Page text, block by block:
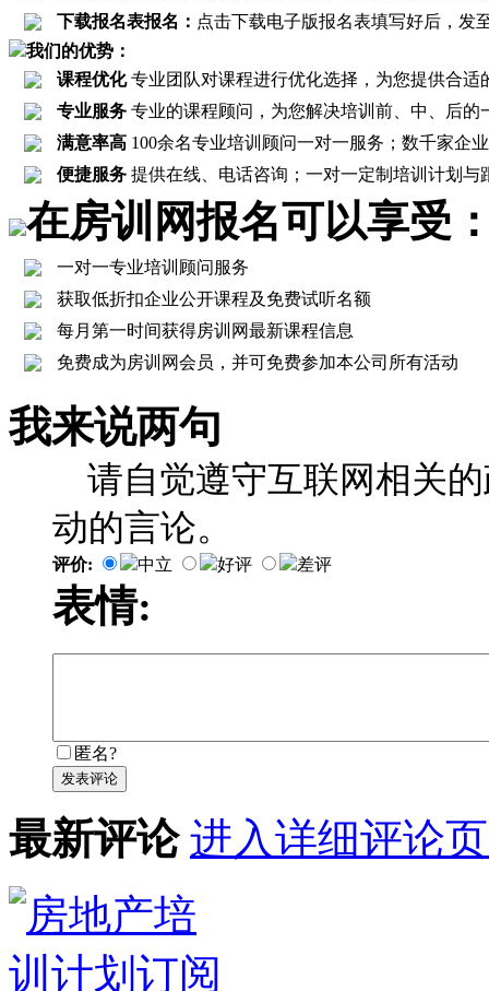
下载报名表报名： 点击下载电子版报名表填写好后，发
我们的优势：
课程优化专业团队对课程进行优化选择，为您提供合适
专业服务 专业的课程顾问，为您解决培训前、中、后的
满意率高 100余名专业培训顾问一对一服务；数千家企
便捷服务 提供在线、电话咨询；一对一定制培训计划
在房训网报名可以享受
一对一专业培训顾问服务
获取低折扣企业公开课程及免费试听名额
每月第一时间获得房训网最新课程信息
免费成为房训网会员，并可免费参加本公司所有活动
我来说两句
请自觉遵守互联网相关
动的言论。
评价: 中立 好评 差评
表情:
匿名?
发表评论
最新评论 进入详细评论